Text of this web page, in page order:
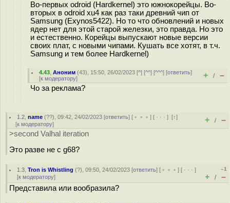
Во-первых odroid (Hardkernel) это южнокорейцы. Во-
вторых в odroid xu4 как раз таки древний чип от
Samsung (Exynos5422). Но то что обновлений и новых
ядер нет для этой старой железки, это правда. Но это
и естественно. Корейцы выпускают новые версии
своих плат, с новыми чипами. Кушать все хотят, в т.ч.
Samsung и тем более Hardkernel)
4.43 ,Аноним (43), 15:50, 26/02/2023 [^] [^^] [^^^] [ответить]
[к модератору] + / –
Чо за реклама?
1.2 ,name (??), 09:42, 24/02/2023 [ответить] [ ﹢﹢﹢] [ · · ·][↑]
[к модератору] + / –
>second Valhal iteration
Это разве не с g68?
1.3 ,Tron is Whistling (?), 09:50, 24/02/2023 [ответить] [ ﹢﹢﹢] [ · · ·]
[к модератору]
–1
+ / –
Представила или вообразила?